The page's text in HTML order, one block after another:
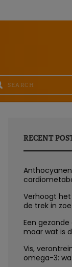
RECENT
Verhoogt
de trek in
Een
maar wat is
Vis,
omega-3: